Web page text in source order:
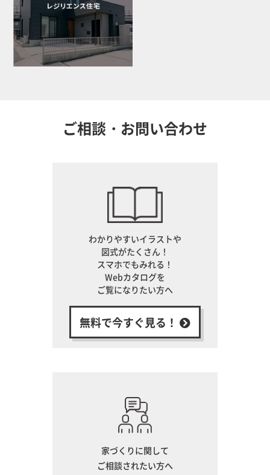
ご相談・お問い合わせ
わかりやすいイラストや
図式がたくさん！
スマホでもみれる！
Webカタログを
ご覧になりたい方へ
無料で今すぐ見る！
家づくりに関して
ご相談されたい方へ